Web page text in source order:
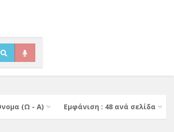
Εμφάνιση : 48 ανά σελίδα
(Ω - Α)